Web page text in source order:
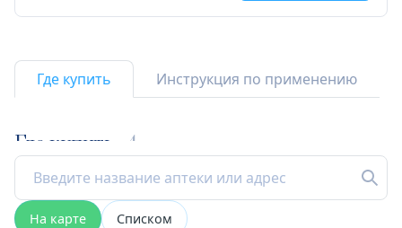
Где купить Инструкция по применению
Где купить 4
На карте Списком